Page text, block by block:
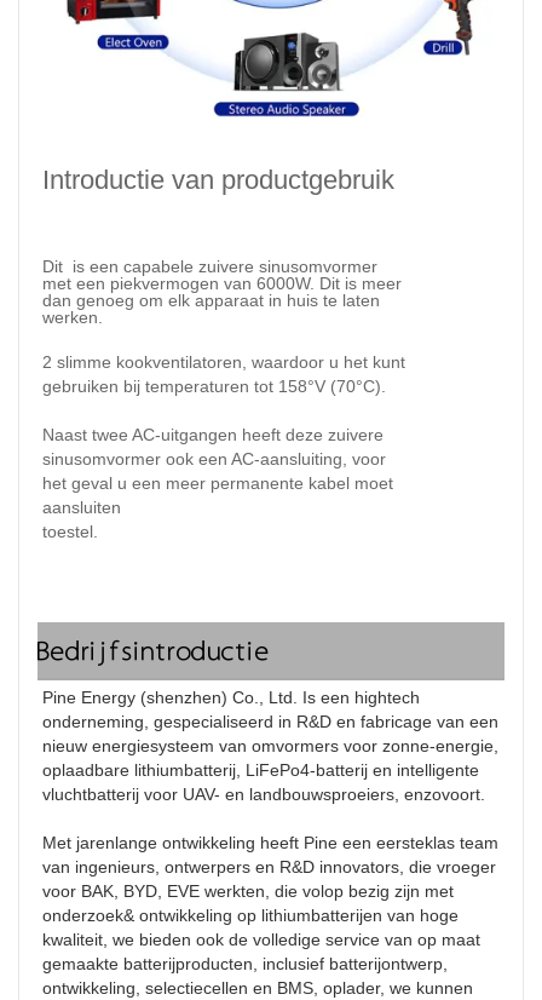
Introductie van productgebruik
Dit is een capabele zuivere sinusomvormer
met een piekvermogen van 6000W. Dit is meer
dan genoeg om elk apparaat in huis te laten
werken.
2 slimme kookventilatoren , waardoor u het kunt
gebruiken bij temperaturen tot 158°V (70°C).
Naast twee AC-uitgangen heeft deze zuivere
sinusomvormer ook een AC-aansluiting, voor
het geval u een meer permanente kabel moet
aansluiten
toestel.
Bedrijfsintroductie
Pine Energy (shenzhen) Co., Ltd. Is een hightech
onderneming, gespecialiseerd in R&D en fabricage van een
nieuw energiesysteem van omvormers voor zonne-energie,
oplaadbare lithiumbatterij, LiFePo4-batterij en intelligente
vluchtbatterij voor UAV- en landbouwsproeiers, enzovoort.
Met jarenlange ontwikkeling heeft Pine een eersteklas team
van ingenieurs, ontwerpers en R&D innovators, die vroeger
voor BAK, BYD, EVE werkten, die volop bezig zijn met
onderzoek& ontwikkeling op lithiumbatterijen van hoge
kwaliteit, we bieden ook de volledige service van op maat
gemaakte batterijproducten, inclusief batterijontwerp,
ontwikkeling, selectiecellen en BMS, oplader, we kunnen